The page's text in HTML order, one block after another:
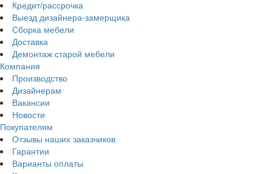
Кредит/рассрочка
Выезд дизайнера-замерщика
Сборка мебели
Доставка
Демонтаж старой мебели
Компания
Производство
Дизайнерам
Вакансии
Новости
Покупателям
Отзывы наших заказчиков
Гарантии
Варианты оплаты